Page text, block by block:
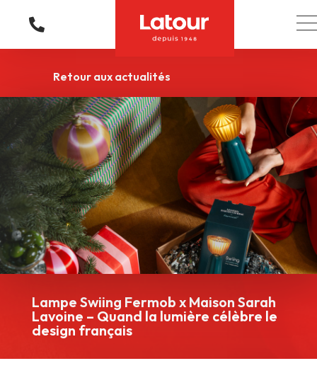
Retour aux actualités
Lampe Swiing Fermob x Maison Sarah
Lavoine – Quand la lumière célèbre le
design français